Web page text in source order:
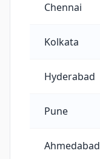
Chennai
Kolkata
Hyderabad
Pune
Ahmedabad